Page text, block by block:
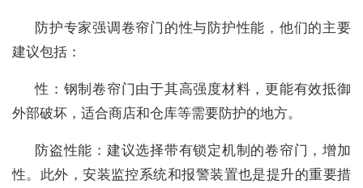
防护专家强调卷帘门的性与防护性能，他们的主要
建议包括：
性：钢制卷帘门由于其高强度材料，更能有效抵御
外部破坏，适合商店和仓库等需要防护的地方。
防盗性能：建议选择带有锁定机制的卷帘门，增加
性。此外，安装监控系统和报警装置也是提升的重要措